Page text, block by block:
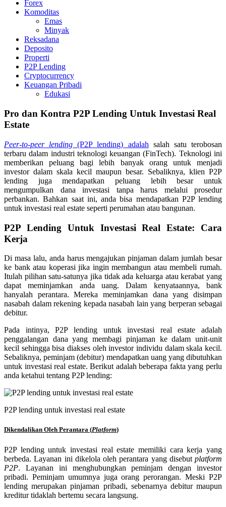
Forex
Komoditas
Emas
Minyak
Reksadana
Deposito
Properti
P2P Lending
Cryptocurrency
Keuangan Pribadi
Edukasi
Pro dan Kontra P2P Lending Untuk Investasi Real
Estate
Peer-to-peer lending (P2P lending) adalah salah satu terobosan
terbaru dalam industri teknologi keuangan (FinTech). Teknologi ini
memberikan peluang bagi lebih banyak orang untuk menjadi
investor dalam skala kecil maupun besar. Sebaliknya, klien P2P
lending juga mendapatkan peluang lebih besar untuk
mengumpulkan dana investasi tanpa harus melalui prosedur
perbankan. Bahkan saat ini, anda bisa mendapatkan P2P lending
untuk investasi real estate seperti perumahan atau bangunan.
P2P Lending Untuk Investasi Real Estate: Cara
Kerja
Di masa lalu, anda harus mengajukan pinjaman dalam jumlah besar
ke bank atau koperasi jika ingin membangun atau membeli rumah.
Itulah pilihan satu-satunya jika tidak ada keluarga atau kerabat yang
dapat meminjamkan anda uang. Dalam kenyataannya, bank
hanyalah perantara. Mereka meminjamkan dana yang disimpan
nasabah dalam rekening kepada nasabah lain yang berperan sebagai
debitur.
Pada intinya, P2P lending untuk investasi real estate adalah
penggalangan dana yang membagi pinjaman ke dalam unit-unit
kecil sehingga bisa diakses oleh investor individu dalam skala kecil.
Sebaliknya, peminjam (debitur) mendapatkan uang yang dibutuhkan
untuk investasi real estate. Berikut adalah beberapa fakta yang perlu
anda ketahui tentang P2P lending:
P2P lending untuk investasi real estate
Dikendalikan Oleh Perantara (Platform)
P2P lending untuk investasi real estate memiliki cara kerja yang
berbeda. Layanan ini dikelola oleh perantara yang disebut platform
P2P. Layanan ini menghubungkan peminjam dengan investor
pribadi. Peminjam umumnya juga orang perorangan. Meski P2P
lending merupakan pinjaman pribadi, sebenarnya debitur maupun
kreditur tidaklah bertemu secara langsung.